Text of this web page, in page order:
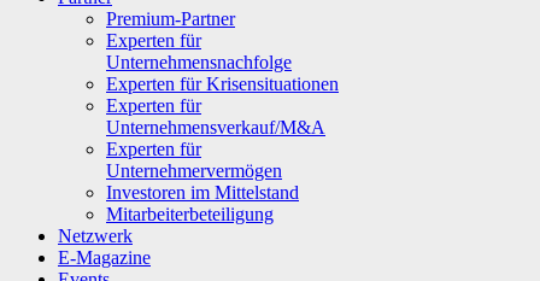
Premium-Partner
Experten für
Unternehmensnachfolge
Experten für Krisensituationen
Experten für
Unternehmensverkauf/M&A
Experten für
Unternehmervermögen
Investoren im Mittelstand
Mitarbeiterbeteiligung
Netzwerk
E-Magazine